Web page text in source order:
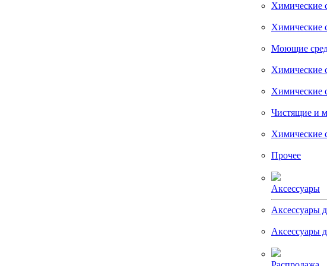
Химические
Химические
Моющие
Химические
Химические
Чистящие и
Химические
Прочее
Аксессуары
Аксессуары
Аксессуары